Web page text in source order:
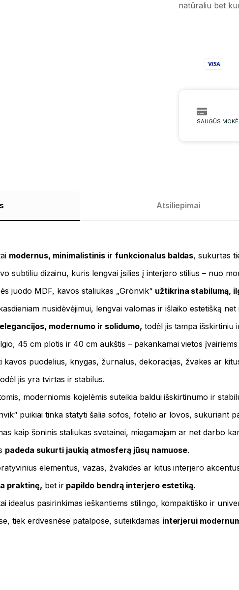
natūraliu bet
SAUGŪS
Atsiliepimai
modernus, minimalistinisir funkcionalus baldas, sukurtas
subtiliu dizainu, kuris lengvai įsilies į interjero stilius – nuo
juodo MDF, kavos staliukas „Grönvik“ užtikrina stabilumą,
nusidėvėjimui, lengvai valomas ir išlaiko estetišką
elegancijos, modernumo ir solidumo, todėl jis tampa išskirtiniu
45 cm plotis ir 40 cm aukštis – pakankamai vietos įvairiems
kavos puodelius, knygas, žurnalus, dekoracijas, žvakes ar
jis yra tvirtas ir stabilus.
moderniomis kojelėmis suteikia baldui išskirtinumo ir
puikiai tinka statyti šalia sofos, fotelio ar lovos, sukuriant
kaip šoninis staliukas svetainei, miegamajam ar net darbo
padeda sukurti jaukią atmosferą jūsų namuose.
elementus, vazas, žvakides ar kitus interjero
praktinę, bet ir papildo bendrą interjero estetiką.
idealus pasirinkimas ieškantiems stilingo, kompaktiško ir
tiek erdvesnėse patalpose, suteikdamas interjerui